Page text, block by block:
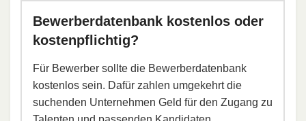
Bewerberdatenbank kostenlos oder
kostenpflichtig?
Für Bewerber sollte die Bewerberdatenbank
kostenlos sein. Dafür zahlen umgekehrt die
suchenden Unternehmen Geld für den Zugang zu